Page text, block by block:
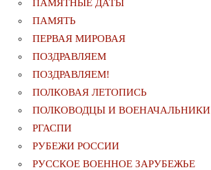
ПАМЯТНЫЕ ДАТЫ
ПАМЯТЬ
ПЕРВАЯ МИРОВАЯ
ПОЗДРАВЛЯЕМ
ПОЗДРАВЛЯЕМ!
ПОЛКОВАЯ ЛЕТОПИСЬ
ПОЛКОВОДЦЫ И ВОЕНАЧАЛЬНИКИ
РГАСПИ
РУБЕЖИ РОССИИ
РУССКОЕ ВОЕННОЕ ЗАРУБЕЖЬЕ